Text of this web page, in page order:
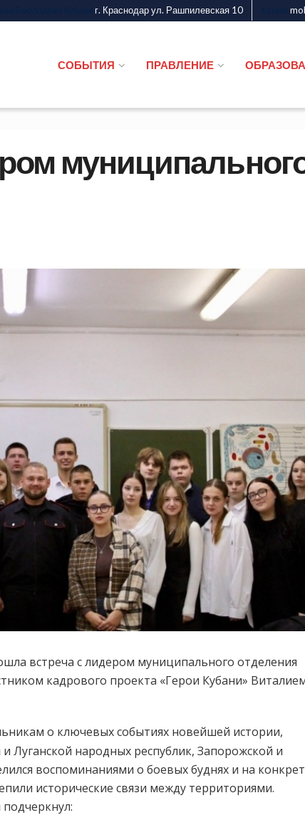
г. Краснодар ул. Рашпилевская 10
СОБЫТИЯ ПРАВЛЕНИЕ
встреча с лидером муниципального отделения
кадрового проекта «Герои Кубани»
о ключевых событиях новейшей истории,
Луганской народных республик, Запорожской и
воспоминаниями о боевых буднях и на
исторические связи между территориями.